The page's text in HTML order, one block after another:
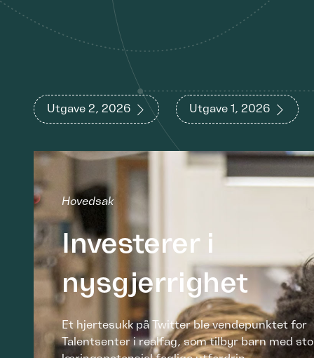
Utgave 2, 2026 Utgave 1, 2026
Hovedsak
Investerer i
nysgjerrighet
Et hjertesukk på Twitter ble vendepunktet for
Talentsenter i realfag, som tilbyr barn med